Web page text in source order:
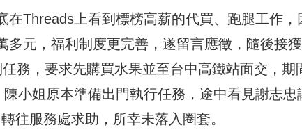
在Threads上看到標榜高薪的代買、跑腿工作，
多元，福利制度更完善，遂留言應徵，隨後接
務，要求先購買水果並至台中高鐵站面交，期
小姐原本準備出門執行任務，途中看見謝志
往服務處求助，所幸未落入圈套。